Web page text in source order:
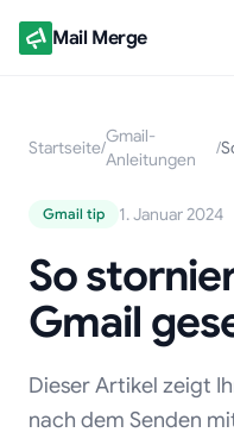
Mail Merge
Startseite/
Gmail-
Anleitungen
/
Gmail tip 1. Januar 2024
So
Gmail
Dieser Artikel zeigt
nach dem Senden